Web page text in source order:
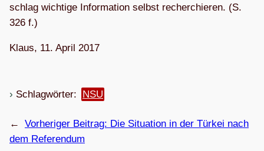
schlag wich­tige Infor­ma­tion selbst recher­chie­ren. (S.
326 f.)
Klaus, 11. April 2017
Schlagwörter: NSU
← Vorheriger Beitrag: Die Situa­tion in der Tür­kei nach
dem Referendum